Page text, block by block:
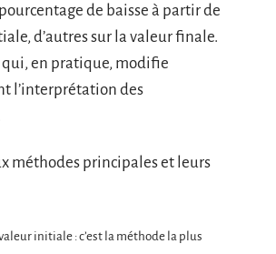
de baisse à partir de
d’autres sur la valeur finale.
qui, en pratique, modifie
l’interprétation des
méthodes principales et leurs
initiale : c’est la méthode la plus